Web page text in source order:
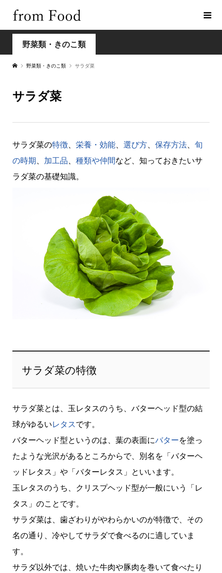
野菜類・きのこ類
野菜類・きのこ類 サラダ菜
サラダ菜
サラダ菜の特徴、 栄養・効能、 選び方、 保存方法、 旬
の時期、 加工品、 種類や仲間など、知っておきたいサ
ラダ菜の基礎知識。
サラダ菜の特徴
サラダ菜とは、玉レタスのうち、バターヘッド型の結
球がゆるいレタスです。
バターヘッド型というのは、葉の表面にバターを塗っ
たような光沢があるところからで、別名を「バターヘ
ッドレタス」や「バターレタス」といいます。
玉レタスのうち、クリスプヘッド型が一般にいう「レ
タス」のことです。
サラダ菜は、歯ざわりがやわらかいのが特徴で、その
名の通り、冷やしてサラダで食べるのに適していま
す。
サラダ以外では、焼いた牛肉や豚肉を巻いて食べたり